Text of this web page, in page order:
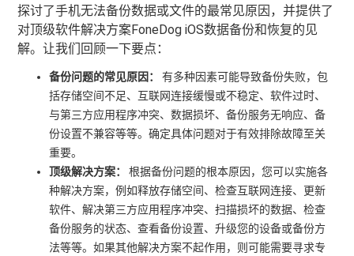
探讨了手机无法备份数据或文件的最常见原因，并提供了
对顶级软件解决方案FoneDog iOS数据备份和恢复的见
解。让我们回顾一下要点：
备份问题的常见原因：
有多种因素可能导致备份失败，包
括存储空间不足、互联网连接缓慢或不稳定、软件过时、
与第三方应用程序冲突、数据损坏、备份服务无响应、备
份设置不兼容等等。确定具体问题对于有效排除故障至关
重要。
顶级解决方案：
根据备份问题的根本原因，您可以实施各
种解决方案，例如释放存储空间、检查互联网连接、更新
软件、解决第三方应用程序冲突、扫描损坏的数据、检查
备份服务的状态、查看备份设置、升级您的设备或备份方
法等等。如果其他解决方案不起作用，则可能需要寻求专